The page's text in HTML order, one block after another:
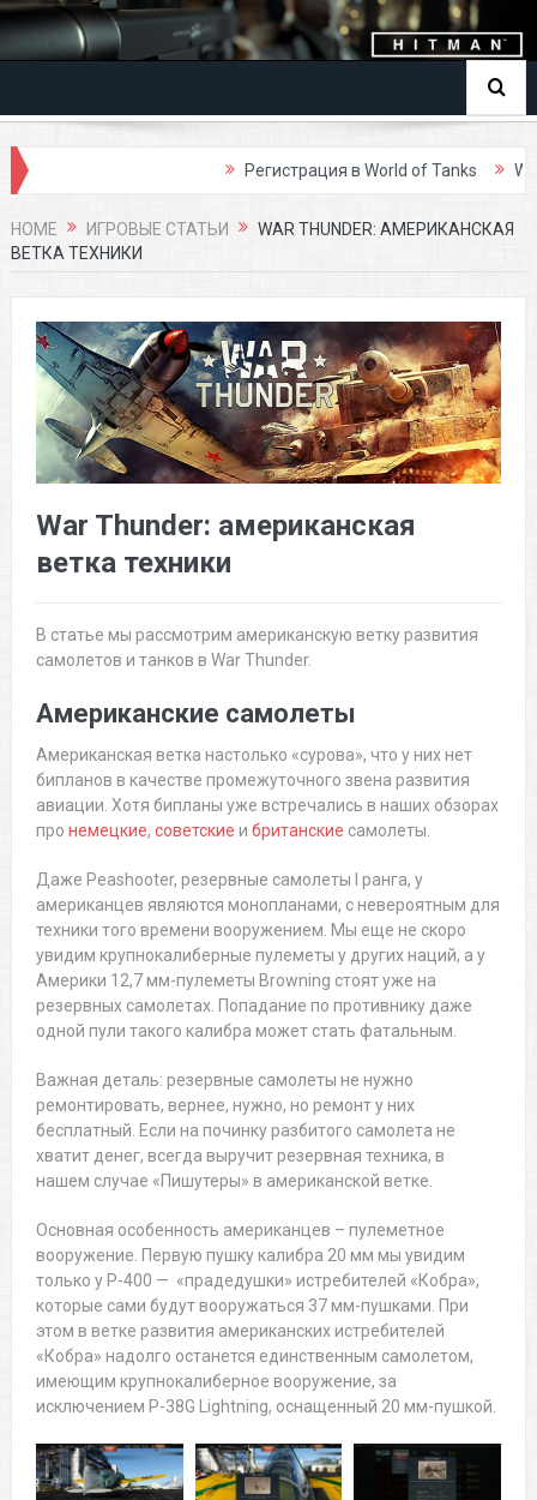
Регистрация в World of Tanks World of
HOME ИГРОВЫЕ СТАТЬИ
WAR THUNDER: АМЕРИКАНСКАЯ
ВЕТКА ТЕХНИКИ
War Thunder: американская
ветка техники
В статье мы рассмотрим американскую ветку развития
самолетов и танков в War Thunder.
Американские самолеты
Американская ветка настолько «сурова», что у них нет
бипланов в качестве промежуточного звена развития
авиации. Хотя бипланы уже встречались в наших обзорах
про немецкие, советские и британские самолеты.
Даже Peashooter, резервные самолеты I ранга, у
американцев являются монопланами, с невероятным для
техники того времени вооружением. Мы еще не скоро
увидим крупнокалиберные пулеметы у других наций, а у
Америки 12,7 мм-пулеметы Browning стоят уже на
резервных самолетах. Попадание по противнику даже
одной пули такого калибра может стать фатальным.
Важная деталь: резервные самолеты не нужно
ремонтировать, вернее, нужно, но ремонт у них
бесплатный. Если на починку разбитого самолета не
хватит денег, всегда выручит резервная техника, в
нашем случае «Пишутеры» в американской ветке.
Основная особенность американцев – пулеметное
вооружение. Первую пушку калибра 20 мм мы увидим
только у P-400 — «прадедушки» истребителей «Кобра»,
которые сами будут вооружаться 37 мм-пушками. При
этом в ветке развития американских истребителей
«Кобра» надолго останется единственным самолетом,
имеющим крупнокалиберное вооружение, за
исключением P-38G Lightning, оснащенный 20 мм-пушкой.